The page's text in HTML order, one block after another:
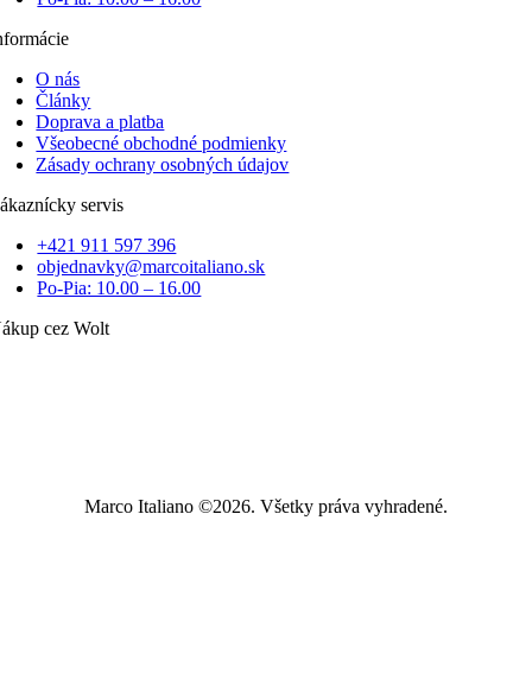
O nás
Články
Doprava a platba
Všeobecné obchodné podmienky
Zásady ochrany osobných údajov
servis
+421 911 597 396
objednavky@marcoitaliano.sk
Po-Pia: 10.00 – 16.00
cez Wolt
Marco Italiano ©2026. Všetky práva vyhradené.